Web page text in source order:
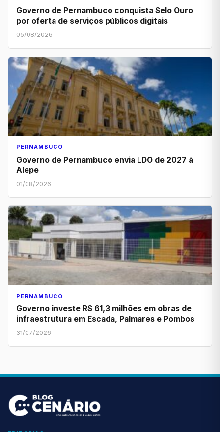
Governo de Pernambuco conquista Selo Ouro
por oferta de serviços públicos digitais
05/08/2026
PERNAMBUCO
Governo de Pernambuco envia LDO de 2027 à
Alepe
01/08/2026
PERNAMBUCO
Governo investe R$ 61,3 milhões em obras de
infraestrutura em Escada, Palmares e Pombos
31/07/2026